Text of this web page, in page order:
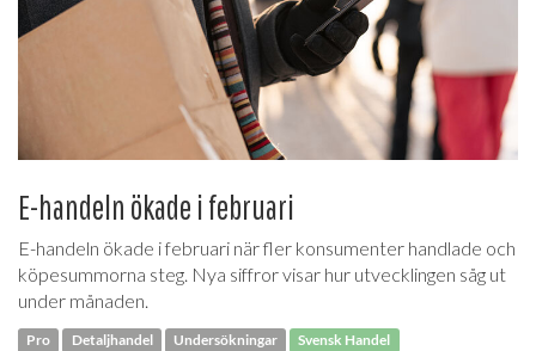
E-handeln ökade i februari
E-handeln ökade i februari när fler konsumenter handlade och
köpesummorna steg. Nya siffror visar hur utvecklingen såg ut
under månaden.
Pro Detaljhandel Undersökningar Svensk Handel